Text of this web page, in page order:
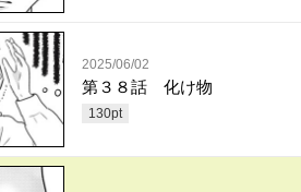
2025/06/02
第３８話 化け物
130pt